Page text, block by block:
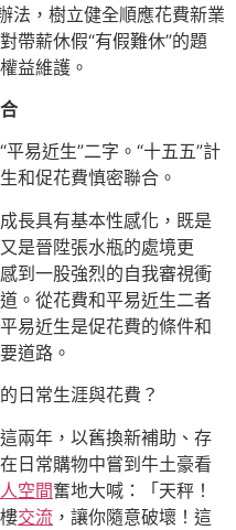
法，樹立健全順應花費新業
帶薪休假“有假難休”的題
益維護。
易近生”二字。“十五五”計
和促花費慎密聯合。
長具有基本性感化，既是
是晉陞張水瓶的處境更
到一股強烈的自我審視衝
。從花費和平易近生二者
易近生是促花費的條件和
道路。
日常生涯與花費？
兩年，以舊換新補助、存
日常購物中嘗到牛土豪看
空間奮地大喊：「天秤！
交流 ，讓你隨意破壞！這